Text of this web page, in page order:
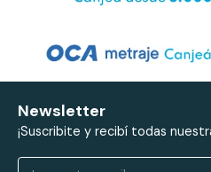
Newsletter
¡Suscribite y recibí todas